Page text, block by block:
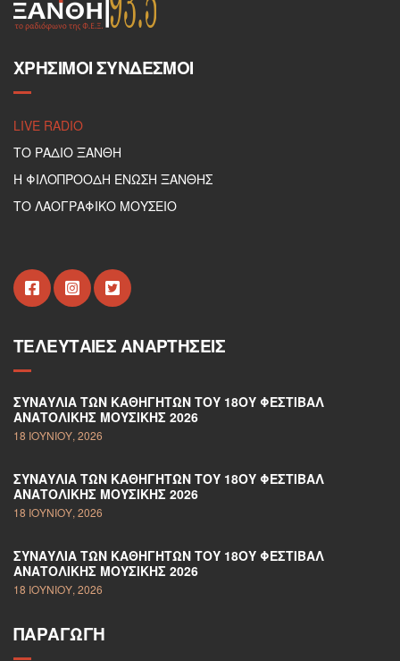
ΧΡΉΣΙΜΟΙ ΣΎΝΔΕΣΜΟΙ
LIVE RADIO
ΤΟ ΡΑΔΙΟ ΞΑΝΘΗ
Η ΦΙΛΟΠΡΟΟΔΗ ΕΝΩΣΗ ΞΑΝΘΗΣ
ΤΟ ΛΑΟΓΡΑΦΙΚΟ ΜΟΥΣΕΙΟ
ΤΕΛΕΥΤΑΊΕΣ ΑΝΑΡΤΉΣΕΙΣ
ΣΥΝΑΥΛΊΑ ΤΩΝ ΚΑΘΗΓΗΤΏΝ ΤΟΥ 18ΟΥ ΦΕΣΤΙΒΆΛ
ΑΝΑΤΟΛΙΚΉΣ ΜΟΥΣΙΚΉΣ 2026
18 ΙΟΥΝΊΟΥ, 2026
ΣΥΝΑΥΛΊΑ ΤΩΝ ΚΑΘΗΓΗΤΏΝ ΤΟΥ 18ΟΥ ΦΕΣΤΙΒΆΛ
ΑΝΑΤΟΛΙΚΉΣ ΜΟΥΣΙΚΉΣ 2026
18 ΙΟΥΝΊΟΥ, 2026
ΣΥΝΑΥΛΊΑ ΤΩΝ ΚΑΘΗΓΗΤΏΝ ΤΟΥ 18ΟΥ ΦΕΣΤΙΒΆΛ
ΑΝΑΤΟΛΙΚΉΣ ΜΟΥΣΙΚΉΣ 2026
18 ΙΟΥΝΊΟΥ, 2026
ΠΑΡΑΓΩΓΉ